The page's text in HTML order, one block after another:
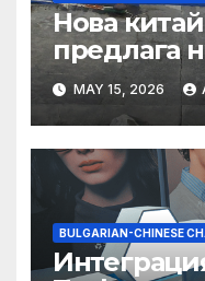
Нова
предлага
MAY 15, 2026
BULGARIAN-CHINESE